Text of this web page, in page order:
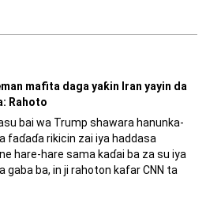
mafita daga yaƙin Iran yayin da
Rahoto
bai wa Trump shawara hanunka-
faɗaɗa rikicin zai iya haddasa
hare-hare sama kaɗai ba za su iya
gaba ba, in ji rahoton kafar CNN ta